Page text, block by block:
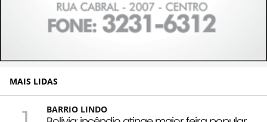
MAIS LIDAS
BARRIO LINDO